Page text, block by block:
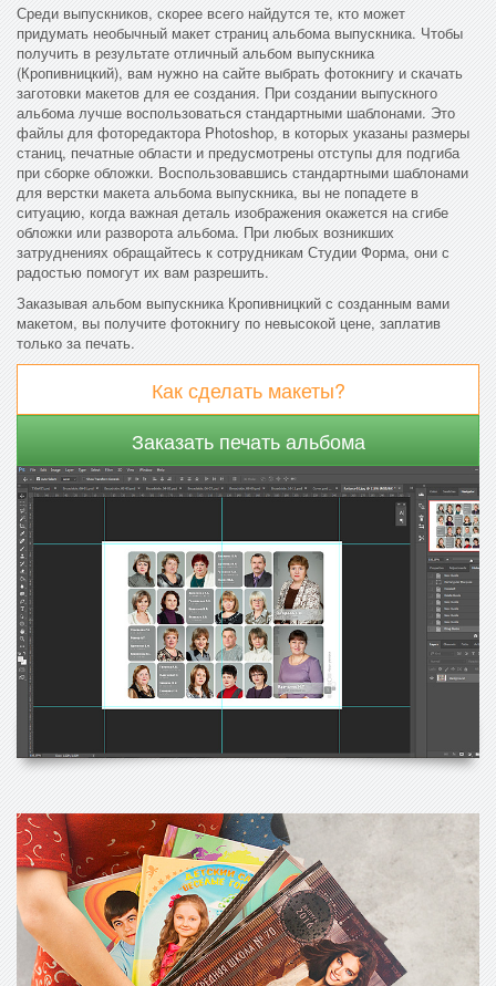
Среди выпускников, скорее всего найдутся те, кто может
придумать необычный макет страниц альбома выпускника. Чтобы
получить в результате отличный альбом выпускника
(Кропивницкий), вам нужно на сайте выбрать фотокнигу и скачать
заготовки макетов для ее создания. При создании выпускного
альбома лучше воспользоваться стандартными шаблонами. Это
файлы для фоторедактора Photoshop, в которых указаны размеры
станиц, печатные области и предусмотрены отступы для подгиба
при сборке обложки. Воспользовавшись стандартными шаблонами
для верстки макета альбома выпускника, вы не попадете в
ситуацию, когда важная деталь изображения окажется на сгибе
обложки или разворота альбома. При любых возникших
затруднениях обращайтесь к сотрудникам Студии Форма, они с
радостью помогут их вам разрешить.
Заказывая альбом выпускника Кропивницкий с созданным вами
макетом, вы получите фотокнигу по невысокой цене, заплатив
только за печать.
Как сделать макеты?
Заказать печать альбома